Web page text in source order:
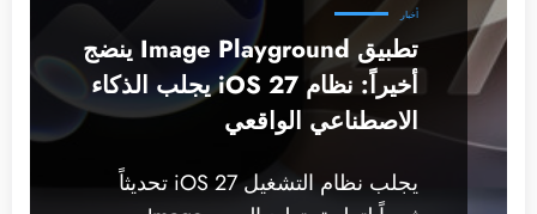
أخبار
تطبيق Image Playground ينضج
أخيراً: نظام iOS 27 يجلب الذكاء
الاصطناعي الواقعي
يجلب نظام التشغيل iOS 27 تحديثاً